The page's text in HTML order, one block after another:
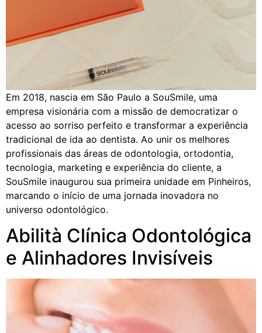
Em 2018, nascia em São Paulo a SouSmile, uma
empresa visionária com a missão de democratizar o
acesso ao sorriso perfeito e transformar a experiência
tradicional de ida ao dentista. Ao unir os melhores
profissionais das áreas de odontologia, ortodontia,
tecnologia, marketing e experiência do cliente, a
SouSmile inaugurou sua primeira unidade em Pinheiros,
marcando o início de uma jornada inovadora no
universo odontológico.
Abilità Clínica Odontológica
e Alinhadores Invisíveis